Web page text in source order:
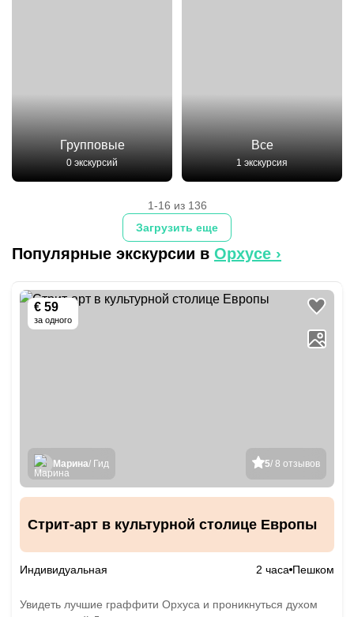
Групповые
0 экскурсий
Все
1 экскурсия
Загрузить еще
1-16 из 136
Популярные экскурсии в Орхусе ›
€ 59
за одного
5/ 8 отзывов
Марина/ Гид
Стрит-арт в культурной столице Европы
Индивидуальная 2 часа Пешком
Увидеть лучшие граффити Орхуса и проникнуться духом